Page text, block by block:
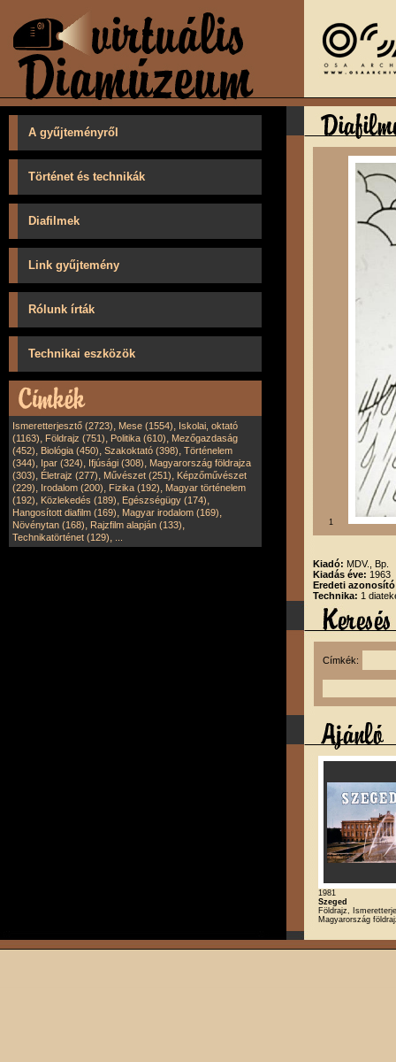
A gyűjteményről
Történet és technikák
Diafilmek
Link gyűjtemény
Rólunk írták
Technikai eszközök
Ismeretterjesztő (2723), Mese (1554), Iskolai, oktató
(1163), Földrajz (751), Politika (610), Mezőgazdaság
(452), Biológia (450), Szakoktató (398), Történelem
(344), Ipar (324), Ifjúsági (308), Magyarország földrajza
(303), Életrajz (277), Művészet (251), Képzőművészet
(229), Irodalom (200), Fizika (192), Magyar történelem
(192), Közlekedés (189), Egészségügy (174),
Hangosított diafilm (169), Magyar irodalom (169),
Növénytan (168), Rajzfilm alapján (133),
Technikatörténet (129),
1
Kiadó: MDV., Bp.
Kiadás éve: 1963
Eredeti
Technika: 1
Címkék:
1981
Szeged
Földrajz,
Magyarország